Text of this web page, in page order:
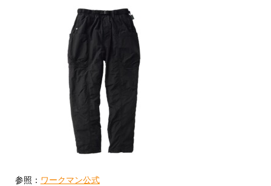
参照： ワークマン公式